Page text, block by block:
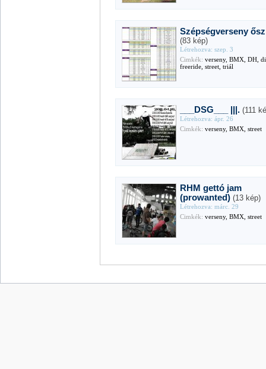
Szépségverseny ősz
(83 kép)
Létrehozva: szep. 3
Cimkék: verseny, BMX, DH,
freeride, street, triál
___DSG___ |||. (111
Létrehozva: ápr. 26
Cimkék: verseny, BMX, street
RHM gettó jam
(prowanted) (13 kép)
Létrehozva: márc. 29
Cimkék: verseny, BMX, street